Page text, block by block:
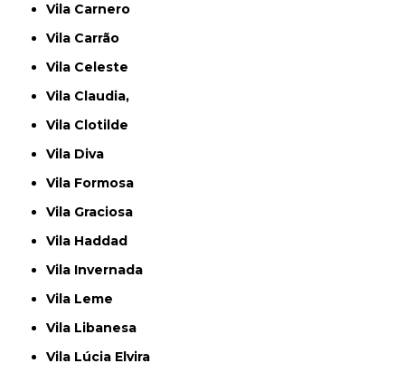
Vila Carnero
Vila Carrão
Vila Celeste
Vila Claudia,
Vila Clotilde
Vila Diva
Vila Formosa
Vila Graciosa
Vila Haddad
Vila Invernada
Vila Leme
Vila Libanesa
Vila Lúcia Elvira